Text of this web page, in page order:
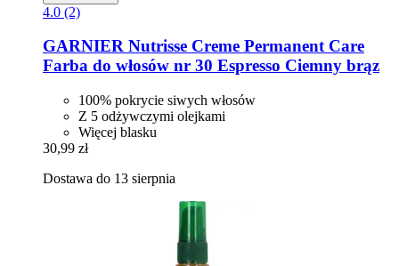
4.0 (2)
GARNIER Nutrisse Creme Permanent Care
Farba do włosów nr 30 Espresso Ciemny brąz
100% pokrycie siwych włosów
Z 5 odżywczymi olejkami
Więcej blasku
30,99 zł
Dostawa do 13 sierpnia